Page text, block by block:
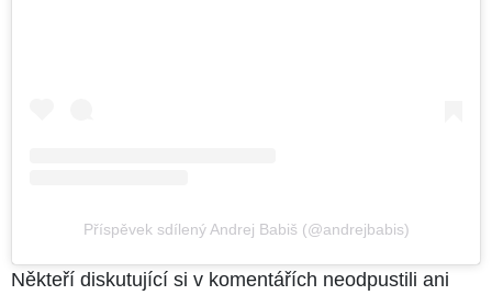
Příspěvek sdílený Andrej Babiš (@andrejbabis)
Někteří diskutující si v komentářích neodpustili ani